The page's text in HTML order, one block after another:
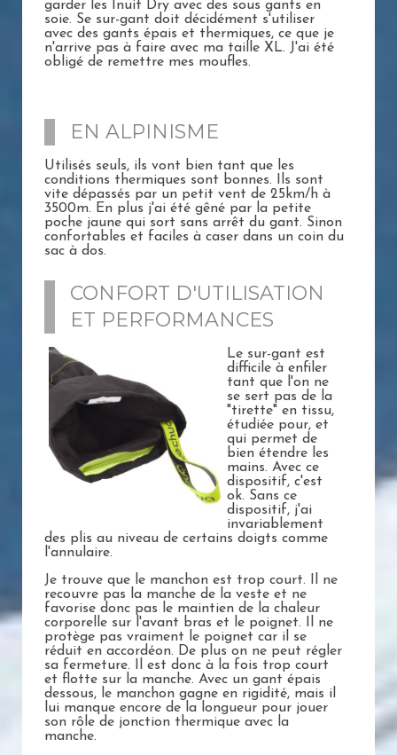
garder les Inuit Dry avec des sous gants en
soie. Se sur-gant doit décidément s'utiliser
avec des gants épais et thermiques, ce que je
n'arrive pas à faire avec ma taille XL. J'ai été
obligé de remettre mes moufles.
EN ALPINISME
Utilisés seuls, ils vont bien tant que les
conditions thermiques sont bonnes. Ils sont
vite dépassés par un petit vent de 25km/h à
3500m. En plus j'ai été gêné par la petite
poche jaune qui sort sans arrêt du gant. Sinon
confortables et faciles à caser dans un coin du
sac à dos.
CONFORT D'UTILISATION
ET PERFORMANCES
Le sur-gant est
difficile à enfiler
tant que l'on ne
se sert pas de la
"tirette" en tissu,
étudiée pour, et
qui permet de
bien étendre les
mains. Avec ce
dispositif, c'est
ok. Sans ce
dispositif, j'ai
invariablement
des plis au niveau de certains doigts comme
l'annulaire.
Je trouve que le manchon est trop court. Il ne
recouvre pas la manche de la veste et ne
favorise donc pas le maintien de la chaleur
corporelle sur l'avant bras et le poignet. Il ne
protège pas vraiment le poignet car il se
réduit en accordéon. De plus on ne peut régler
sa fermeture. Il est donc à la fois trop court
et flotte sur la manche. Avec un gant épais
dessous, le manchon gagne en rigidité, mais il
lui manque encore de la longueur pour jouer
son rôle de jonction thermique avec la
manche.